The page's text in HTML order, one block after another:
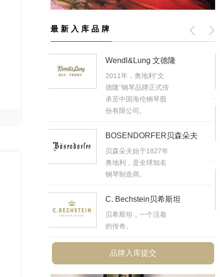
最新入库品牌
星海钢琴
星海钢琴集团公司是
国家大型工业企业。
海伦钢琴
年，中国钢琴行业知
名品牌。
SAMICK三益
式钢琴的实力制造
商，专业生产销售乐
器的综合型企业。
品牌入库提交